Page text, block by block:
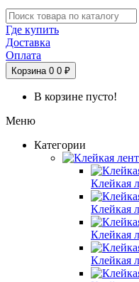
Где купить
Доставка
Оплата
Корзина 0 0 ₽
В корзине пусто!
Меню
Категории
Клейкая
Клейкая
Клейкая
Клейкая